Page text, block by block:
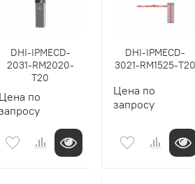
DHI-IPMECD-
2031-RM2020-
T20
Цена по
DHI-IPMECD-
3021-RM1525-
Цена по
запросу